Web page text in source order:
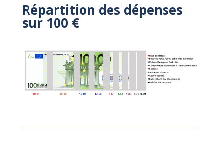
Répartition des dépenses
sur 100 €